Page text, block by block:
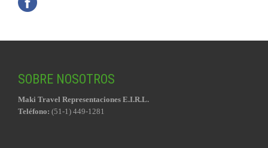
SOBRE NOSOTROS
Maki Travel Representaciones E.I.R.L.
Teléfono: (51-1) 449-1281